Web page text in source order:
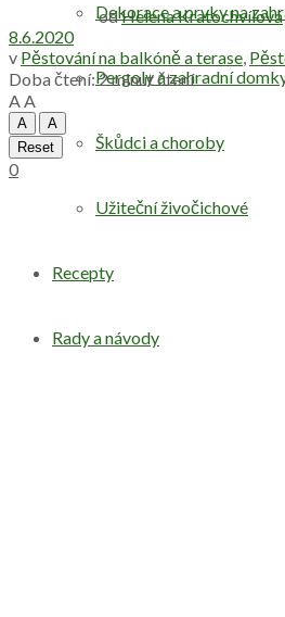
Dekorace a prvky na
Pergoly a zahradní
Škůdci a choroby
Užiteční živočichové
Recepty
Rady a návody
odHelena Kratochvílová
8.6.2020
v Pěstování na balkóně a terase,
Doba čtení: 2 minut čtení
AA
A
A
Reset
0